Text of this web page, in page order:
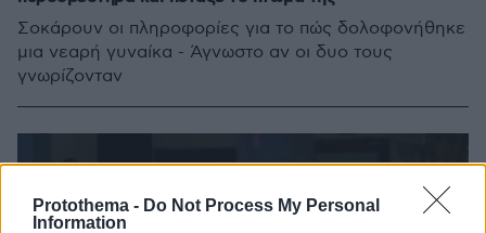
Protothema - Do Not Process My Personal
Information
Σοκάρουν οι πληροφορίες για το πώς δολοφονήθηκε
μια νεαρή γυναίκα - Άγνωστο αν οι δυο τους
γνωρίζονταν